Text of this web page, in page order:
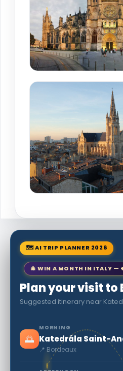
🗺 AI TRIP PLANNER 2026
🎄 WIN A MONTH IN ITALY
Plan your visit to
Suggested itinerary near
🌅
MORNING
Katedrála Saint-
📍 Bordeaux